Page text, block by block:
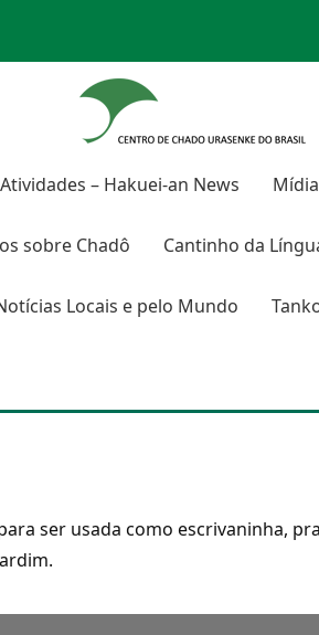
Atividades – Hakuei-an News
sobre Chadô Cantinho da
Locais e pelo Mundo
ser usada como escrivaninha,